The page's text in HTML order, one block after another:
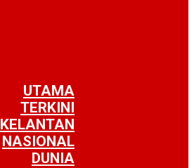
UTAMA
TERKINI
KELANTAN
NASIONAL
DUNIA